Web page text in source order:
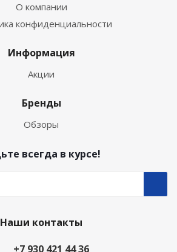
О компании
конфиденциальности
Информация
Акции
Бренды
Обзоры
всегда в курсе!
Наши контакты
+7 930 421 44 36